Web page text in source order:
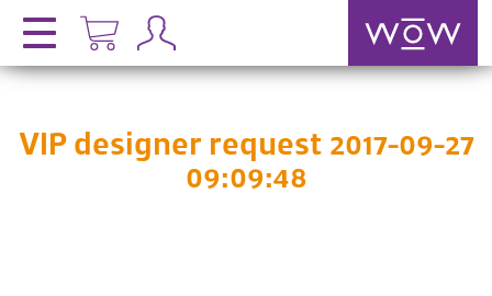
VIP designer request 2017-09-27
09:09:48